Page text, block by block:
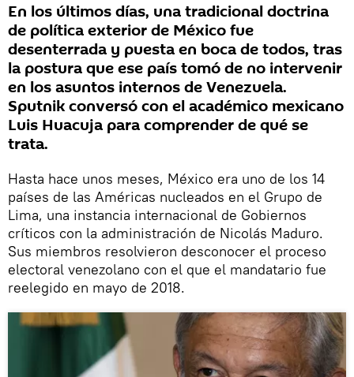
En los últimos días, una tradicional doctrina
de política exterior de México fue
desenterrada y puesta en boca de todos, tras
la postura que ese país tomó de no intervenir
en los asuntos internos de Venezuela.
Sputnik conversó con el académico mexicano
Luis Huacuja para comprender de qué se
trata.
Hasta hace unos meses, México era uno de los 14
países de las Américas nucleados en el Grupo de
Lima, una instancia internacional de Gobiernos
críticos con la administración de Nicolás Maduro.
Sus miembros resolvieron desconocer el proceso
electoral venezolano con el que el mandatario fue
reelegido en mayo de 2018.